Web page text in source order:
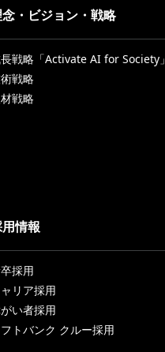
・ビジョン・戦略
戦略「Activate AI for Society」
戦略
戦略
情報
採用
リア採用
い者採用
トバンク クルー採用